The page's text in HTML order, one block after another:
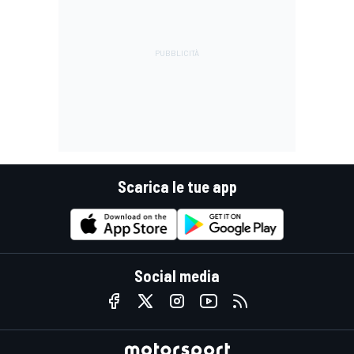
Scarica le tue app
Social media